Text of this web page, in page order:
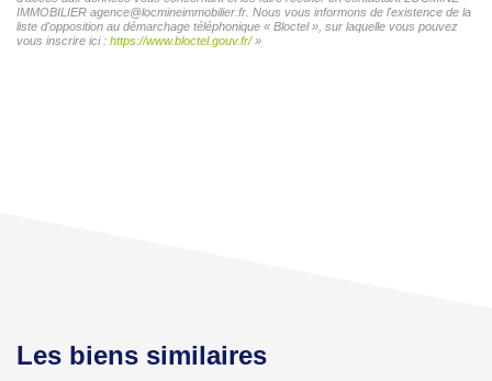
IMMOBILIER agence@locmineimmobilier.fr. Nous vous informons de l'existence de la
liste d'opposition au démarchage téléphonique « Bloctel », sur laquelle vous pouvez
vous inscrire ici : https://www.bloctel.gouv.fr/»
Les biens similaires